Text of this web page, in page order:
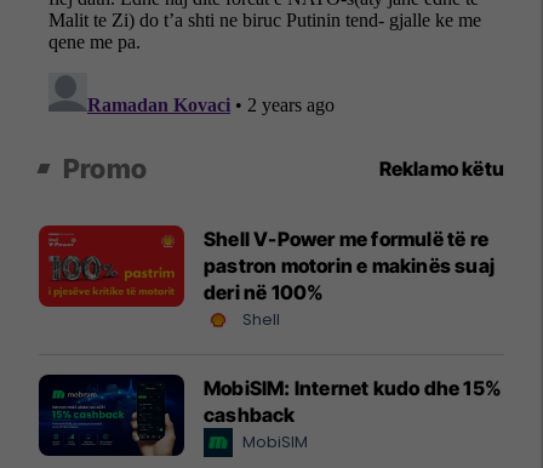
Promo Reklamo këtu
Shell V-Power me formulë të re
pastron motorin e makinës suaj
deri në 100%
Shell
MobiSIM: Internet kudo dhe 15%
cashback
MobiSIM